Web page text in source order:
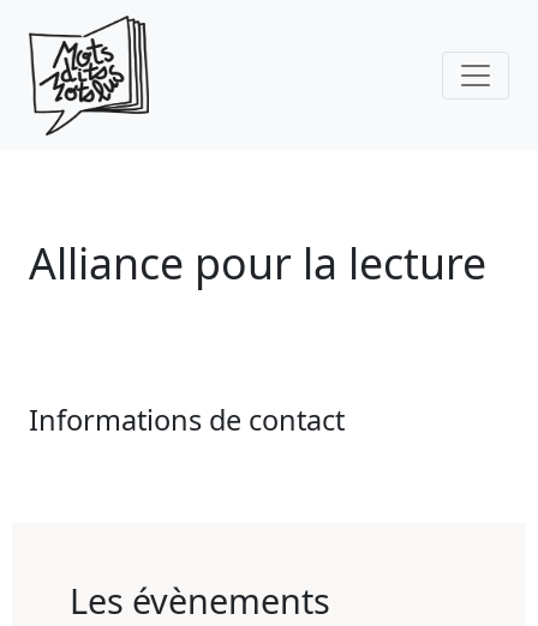
Skip to main content
Alliance pour la lecture
Informations de contact
Les évènements